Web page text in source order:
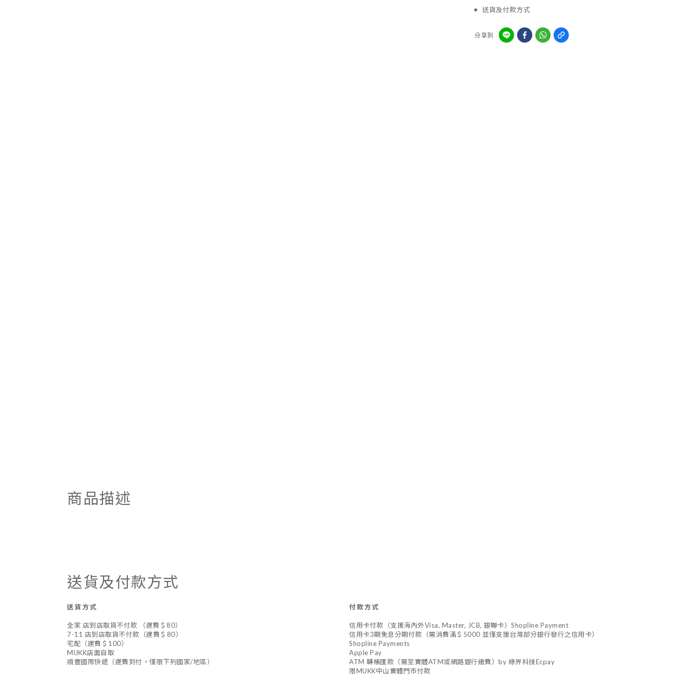
送貨及付款方式
分享到
商品描述
送貨及付款方式
送貨方式
全家 店到店取貨不付款 （運費＄80）
7-11 店到店取貨不付款（運費＄80）
宅配（運費＄100）
MUKK店面自取
順豐國際快遞（運費到付，僅限下列國家/地區）
付款方式
信用卡付款（支援海內外Visa, Master, JCB, 銀聯卡）Shopline Payment
信用卡3期免息分期付款（需消費滿＄5000 並僅支援台灣部分銀行發行之信用卡）
Shopline Payments
Apple Pay
ATM 轉帳匯款（需至實體ATM或網路銀行繳費）by 綠界科技Ecpay
限MUKK中山實體門市付款